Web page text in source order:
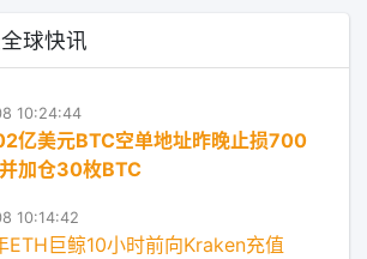
球快讯
10:24:44
亿美元BTC空单地址昨晚止损700
加仓30枚BTC
10:14:42
ETH巨鲸10小时前向Kraken充值